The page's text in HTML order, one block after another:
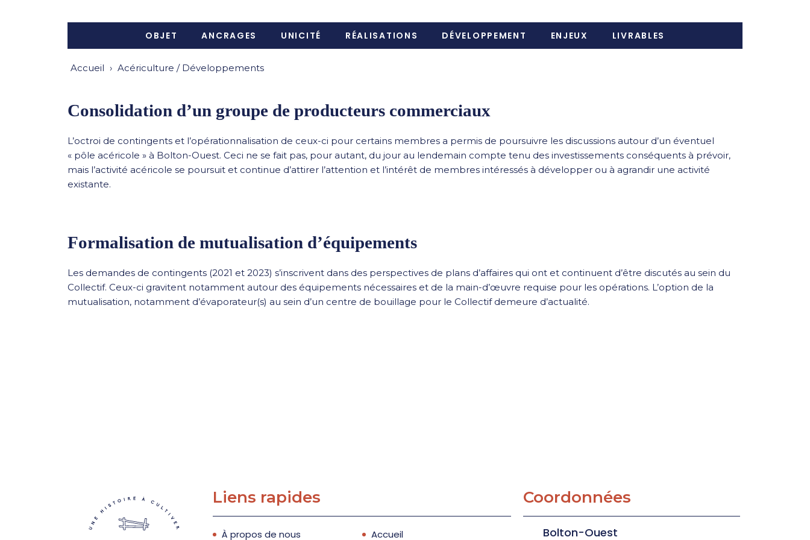
OBJET ANCRAGES UNICITÉ RÉALISATIONS DÉVELOPPEMENT ENJEUX LIVRABLES
Accueil › Acériculture / Développements
Consolidation d’un groupe de producteurs commerciaux
L’octroi de contingents et l’opérationnalisation de ceux-ci pour certains membres a permis de poursuivre les discussions autour d’un éventuel
« pôle acéricole » à Bolton-Ouest. Ceci ne se fait pas, pour autant, du jour au lendemain compte tenu des investissements conséquents à prévoir,
mais l’activité acéricole se poursuit et continue d’attirer l’attention et l’intérêt de membres intéressés à développer ou à agrandir une activité
existante.
Formalisation de mutualisation d’équipements
Les demandes de contingents (2021 et 2023) s’inscrivent dans des perspectives de plans d’affaires qui ont et continuent d’être discutés au sein du
Collectif. Ceux-ci gravitent notamment autour des équipements nécessaires et de la main-d’œuvre requise pour les opérations. L’option de la
mutualisation, notamment d’évaporateur(s) au sein d’un centre de bouillage pour le Collectif demeure d’actualité.
Liens rapides
À propos de nous Accueil
Coordonnées
Bolton-Ouest